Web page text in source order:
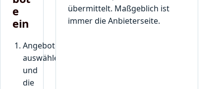
e
ein
Angebot
auswählen
und
die
übermittelt. Maßgeblich ist
immer die Anbieterseite.